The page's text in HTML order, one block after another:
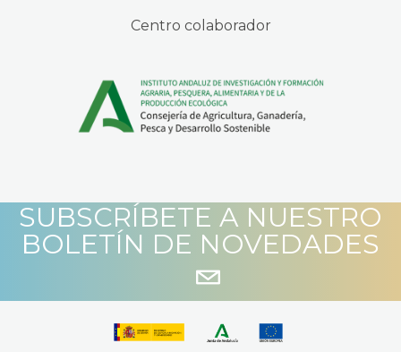
Centro colaborador
SUBSCRÍBETE A NUESTRO
BOLETÍN DE NOVEDADES